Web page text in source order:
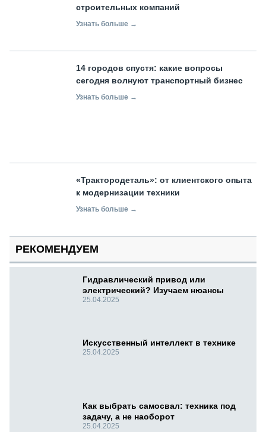
строительных компаний
Узнать больше →
14 городов спустя: какие вопросы
сегодня волнуют транспортный бизнес
Узнать больше →
«Трактородеталь»: от клиентского опыта
к модернизации техники
Узнать больше →
РЕКОМЕНДУЕМ
Гидравлический привод или
электрический? Изучаем нюансы
25.04.2025
Искусственный интеллект в технике
25.04.2025
Как выбрать самосвал: техника под
задачу, а не наоборот
25.04.2025